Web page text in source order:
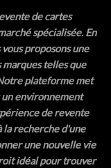
de cartes
spécialisée. En
proposons une
telles que
plateforme met
environnement
de revente
la recherche d'une
une nouvelle vie
idéal pour trouver